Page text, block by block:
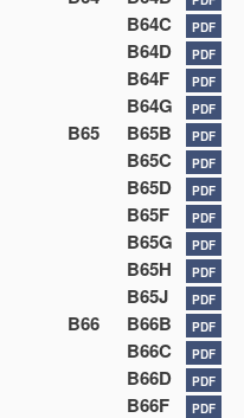
B64C PDF
B64D PDF
B64F PDF
B64G PDF
B65 B65B PDF
B65C PDF
B65D PDF
B65F PDF
B65G PDF
B65H PDF
B65J PDF
B66 B66B PDF
B66C PDF
B66D PDF
B66F PDF